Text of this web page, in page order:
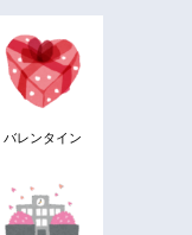
バレンタイン